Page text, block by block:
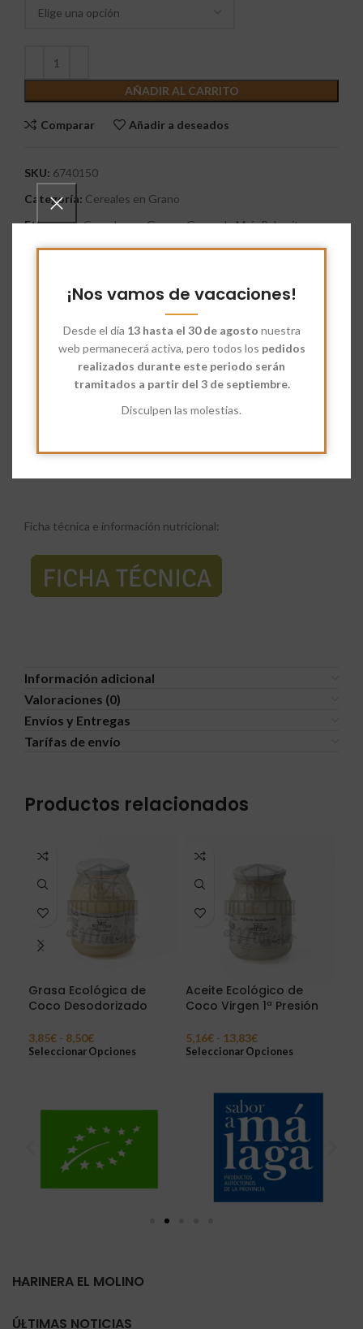
¡Nos vamos de vacaciones!
Desde el día 13 hasta el 30 de agosto nuestra
web permanecerá activa, pero todos los pedidos
realizados durante este periodo serán
tramitados a partir del 3 de septiembre.
Disculpen las molestias.
AÑADIR AL CARRITO
Comparar Añadir a deseados
SKU: 6740150
Categoría: Cereales en Grano
Etiquetas:Cereales en Grano, Grano de Maíz Palomita
grano de maíz palomita ecológico (especieZea mays
)es una variedad específica de maíz caracterizada por
tener un pericarpio (cáscara) extremadamente grueso y duro, y
un endospermo compuesto casi exclusivamente por almidón
denso. Estas características físicas permiten que, al calentarse,
afuera.
Ficha técnica e información nutricional:
Información adicional
Valoraciones (0)
Envíos y Entregas
Tarífas de envío
Productos relacionados
Grasa Ecológica de
Coco Desodorizado
3,85€ - 8,50€
Seleccionar Opciones
Aceite Ecológico de
Coco Virgen 1ª Presión
5,16€ - 13,83€
Seleccionar Opciones
HARINERA EL MOLINO
ÚLTIMAS NOTICIAS